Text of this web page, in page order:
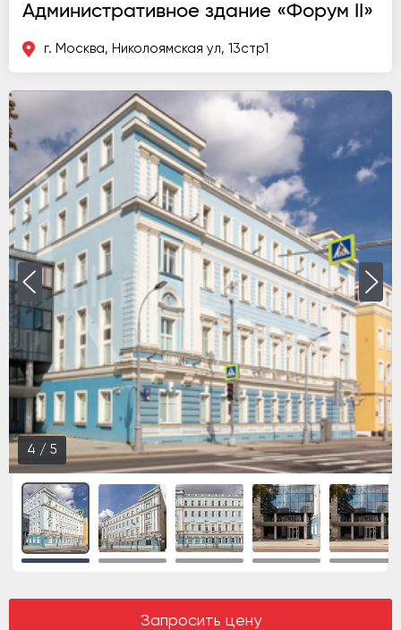
Административное здание «Форум II»
г. Москва, Николоямская ул, 13стр1
5/ 5
Запросить цену